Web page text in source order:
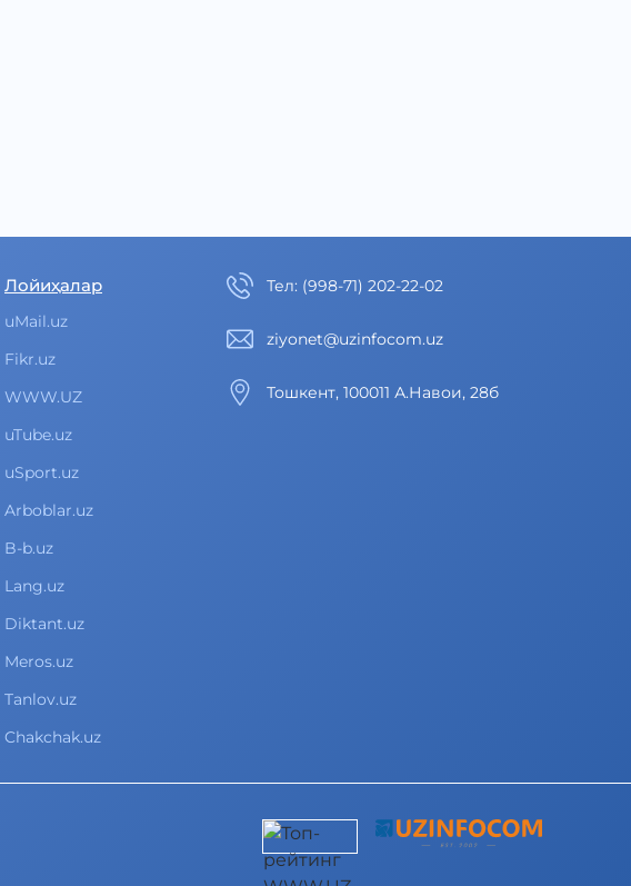
Лойиҳалар
uMail.uz
Fikr.uz
WWW.UZ
uTube.uz
uSport.uz
Arboblar.uz
B-b.uz
Lang.uz
Diktant.uz
Meros.uz
Tanlov.uz
Chakchak.uz
Тел: (998-71) 202-22-02
ziyonet@uzinfocom.uz
Тошкент, 100011 А.Навои, 28б